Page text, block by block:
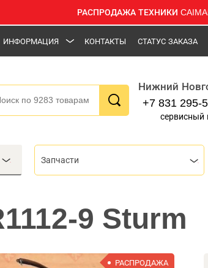
РАСПРОДАЖА ТЕХНИКИ
ИНФОРМАЦИЯ КОНТАКТЫ СТАТУС ЗАКАЗА
Нижний
+7 831 295-
сервисный
Запчасти
9 Sturm
РАСПРОДАЖА